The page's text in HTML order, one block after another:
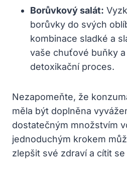
Borůvkový salát:
borůvky ⁣do svých
kombinace sladké a
vaše chuťové buňky
detoxikační proces.
Nezapomeňte, že
⁢měla být doplněna
dostatečným množstvím
jednoduchým krokem
zlepšit své zdraví a cítit